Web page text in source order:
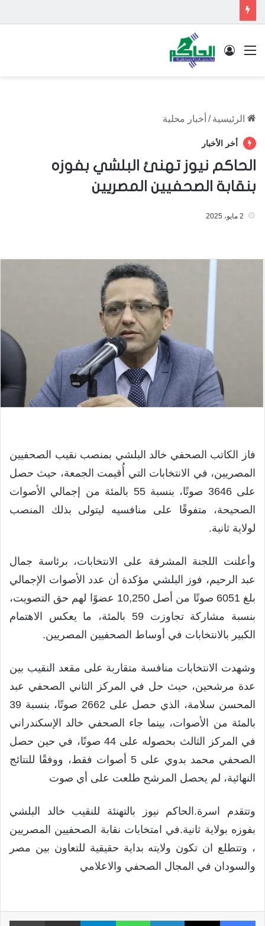
القائمة تسجيل الدخول
الرئيسية / أخبار محلية
أخر الأخبار
الحاكم نيوز تهنئ البلشي بفوزه
بنقابة الصحفيين المصريين
2 مايو، 2025
فاز الكاتب الصحفي خالد البلشي بمنصب نقيب الصحفيين
المصريين، في الانتخابات التي أُقيمت الجمعة، حيث حصل
على 3646 صوتًا، بنسبة 55 بالمئة من إجمالي الأصوات
الصحيحة، متفوقًا على منافسيه ليتولى بذلك المنصب
لولاية ثانية.
وأعلنت اللجنة المشرفة على الانتخابات، برئاسة جمال
عبد الرحيم، فوز البلشي مؤكدة أن عدد الأصوات الإجمالي
بلغ 6051 صوتًا من أصل 10,250 عضوًا لهم حق التصويت،
بنسبة مشاركة تجاوزت 59 بالمئة، ما يعكس الاهتمام
الكبير بالانتخابات في أوساط الصحفيين المصريين.
وشهدت الانتخابات منافسة متقاربة على مقعد النقيب بين
عدة مرشحين، حيث حل في المركز الثاني الصحفي عبد
المحسن سلامة، الذي حصل على 2662 صوتًا، بنسبة 39
بالمئة من الأصوات، بينما جاء الصحفي خالد الإسكندراني
في المركز الثالث بحصوله على 44 صوتًا، في حين حصل
الصحفي محمد بدوي على 5 أصوات فقط، ووفقًا للنتائج
النهائية، لم يحصل المرشح طلعت على أي صوت
وتتقدم اسرة.الحاكم نيوز بالتهنئة للنقيب خالد البلشي
بفوزه بولاية ثانية.في امتخابات نقابة الصحفيين المصريين
، وتتطلع ان تكون ولايته بداية حقيقية للتعاون بين مصر
والسودان في المجال الصحفي والاعلامي
فيسبوك X لينكدإن واتساب تيلقرام مشاركة عبر البريد